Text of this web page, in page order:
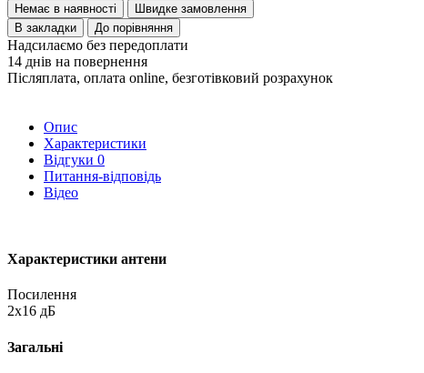
Немає в наявності
Швидке замовлення
В закладки
До порівняння
Надсилаємо без передоплати
14 днів на повернення
Післяплата, оплата online, безготівковий розрахунок
Опис
Характеристики
Відгуки 0
Питання-відповідь
Відео
Характеристики антени
Посилення
2х16 дБ
Загальні